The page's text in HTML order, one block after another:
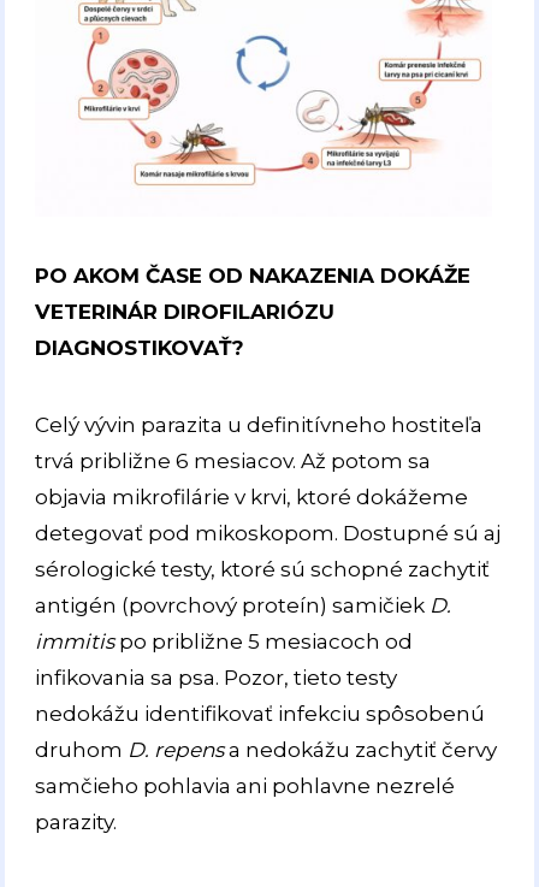
PO AKOM ČASE OD NAKAZENIA DOKÁŽE
VETERINÁR DIROFILARIÓZU
DIAGNOSTIKOVAŤ?
Celý vývin parazita u definitívneho hostiteľa
trvá približne 6 mesiacov. Až potom sa
objavia mikrofilárie v krvi, ktoré dokážeme
detegovať pod mikoskopom. Dostupné sú aj
sérologické testy, ktoré sú schopné zachytiť
antigén (povrchový proteín) samičiek D.
immitispo približne 5 mesiacoch od
infikovania sa psa. Pozor, tieto testy
nedokážu identifikovať infekciu spôsobenú
druhom D. repensa nedokážu zachytiť červy
samčieho pohlavia ani pohlavne nezrelé
parazity.